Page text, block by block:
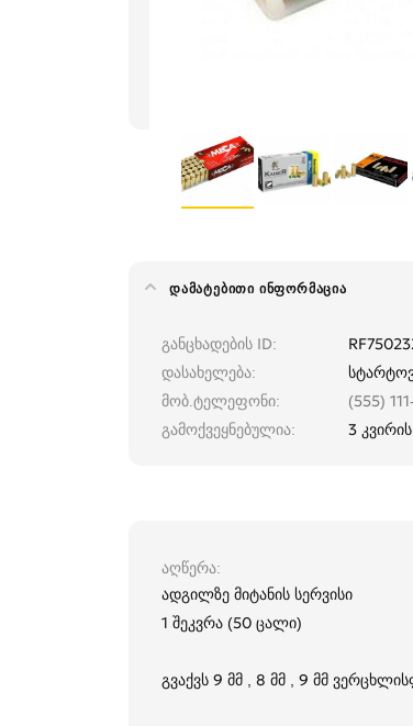
ᲓᲐᲛᲐᲢᲔᲑᲘᲗᲘ ᲘᲜᲤᲝᲠᲛᲐᲪᲘᲐ
განცხადების ID
დასახელება
მობ.ტელეფონი
(555)
გამოქვეყნებულია
3
აღწერა
ადგილზე მიტანის სერვისი
1 შეკვრა (50 ცალი)
გვაქვს 9 მმ , 8 მმ , 9 მმ